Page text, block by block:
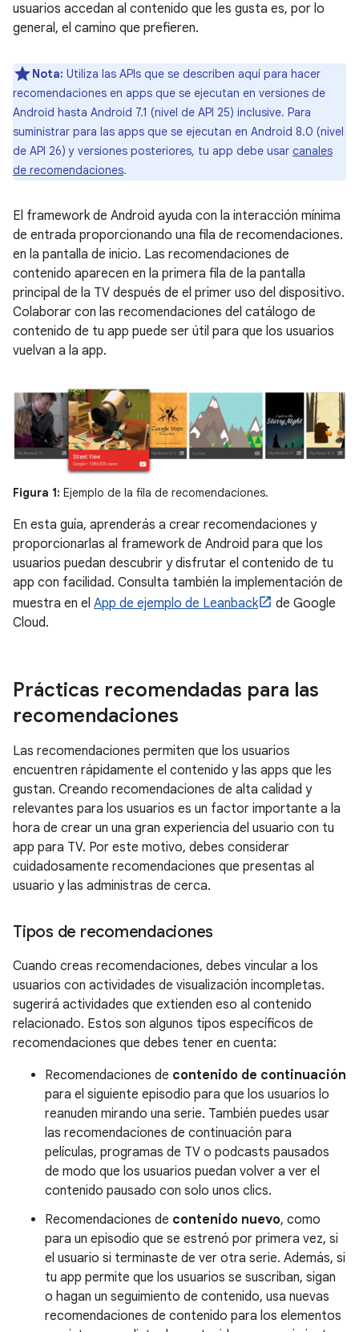
usuarios accedan al contenido que les gusta es, por lo
general, el camino que prefieren.
Nota: Utiliza las APIs que se describen aquí para hacer
recomendaciones en apps que se ejecutan en versiones de
Android hasta Android 7.1 (nivel de API 25) inclusive. Para
suministrar para las apps que se ejecutan en Android 8.0 (nivel
de API 26) y versiones posteriores, tu app debe usar canales
de recomendaciones.
El framework de Android ayuda con la interacción mínima
de entrada proporcionando una fila de recomendaciones.
en la pantalla de inicio. Las recomendaciones de
contenido aparecen en la primera fila de la pantalla
principal de la TV después de el primer uso del dispositivo.
Colaborar con las recomendaciones del catálogo de
contenido de tu app puede ser útil para que los usuarios
vuelvan a la app.
Figura 1: Ejemplo de la fila de recomendaciones.
En esta guía, aprenderás a crear recomendaciones y
proporcionarlas al framework de Android para que los
usuarios puedan descubrir y disfrutar el contenido de tu
app con facilidad. Consulta también la implementación de
muestra en el App de ejemplo de Leanback
de Google
Cloud.
Prácticas recomendadas para las
recomendaciones
Las recomendaciones permiten que los usuarios
encuentren rápidamente el contenido y las apps que les
gustan. Creando recomendaciones de alta calidad y
relevantes para los usuarios es un factor importante a la
hora de crear un una gran experiencia del usuario con tu
app para TV. Por este motivo, debes considerar
cuidadosamente recomendaciones que presentas al
usuario y las administras de cerca.
Tipos de recomendaciones
Cuando creas recomendaciones, debes vincular a los
usuarios con actividades de visualización incompletas.
sugerirá actividades que extienden eso al contenido
relacionado. Estos son algunos tipos específicos de
recomendaciones que debes tener en cuenta:
Recomendaciones de contenido de continuación
para el siguiente episodio para que los usuarios lo
reanuden mirando una serie. También puedes usar
las recomendaciones de continuación para
películas, programas de TV o podcasts pausados
de modo que los usuarios puedan volver a ver el
contenido pausado con solo unos clics.
Recomendaciones de contenido nuevo, como
para un episodio que se estrenó por primera vez, si
el usuario si terminaste de ver otra serie. Además, si
tu app permite que los usuarios se suscriban, sigan
o hagan un seguimiento de contenido, usa nuevas
recomendaciones de contenido para los elementos